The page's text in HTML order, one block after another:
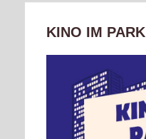
KINO IM PARK